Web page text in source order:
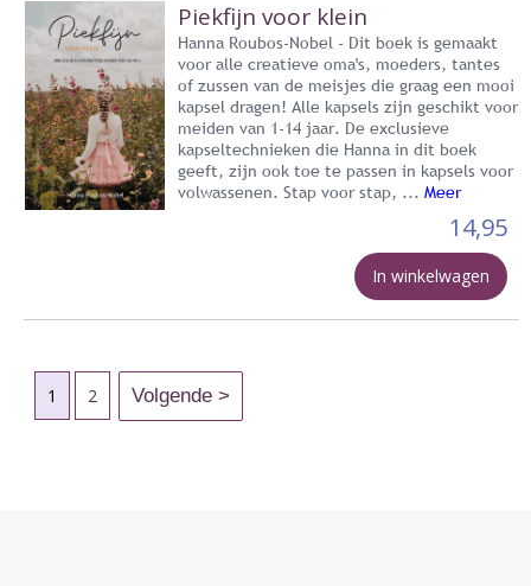
Piekfijn voor klein
Hanna Roubos-Nobel - Dit boek is gemaakt
voor alle creatieve oma's, moeders, tantes
of zussen van de meisjes die graag een mooi
kapsel dragen! Alle kapsels zijn geschikt voor
meiden van 1-14 jaar. De exclusieve
kapseltechnieken die Hanna in dit boek
geeft, zijn ook toe te passen in kapsels voor
volwassenen. Stap voor stap, ... Meer
14,95
In winkelwagen
1 2